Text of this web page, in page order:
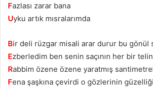
Fazlası zarar bana
Uyku artık mısralarımda
Bir deli rüzgar misali arar durur bu gönül
Ezberledim ben senin saçının her bir
Rabbim özene özene yaratmış
Fena şaşkına çevirdi o gözlerinin